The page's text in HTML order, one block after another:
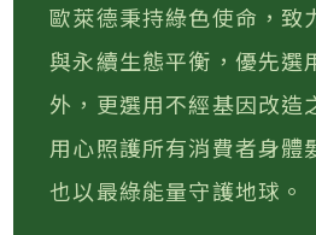
歐萊德秉持綠色使命，致
與永續生態平衡，優先選
外，更選用不經基因改造
用心照護所有消費者身體
也以最綠能量守護地球。